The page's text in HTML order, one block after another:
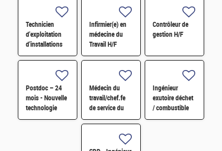
Technicien
d'exploitation
d'installations
H/F
Infirmier(e) en
médecine du
Travail H/F
Contrôleur de
gestion H/F
Postdoc – 24
mois - Nouvelle
technologie
d'imagerie
Médecin du
travail/chef.fe
de service du
SPST H/F
Ingénieur
exutoire déchet
/ combustible
H/F